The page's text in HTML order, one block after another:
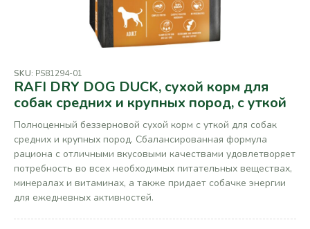
SKU: PS81294-01
RAFI DRY DOG DUCK, сухой корм для
собак средних и крупных пород, с уткой
Полноценный беззерновой сухой корм с уткой для собак
средних и крупных пород. Сбалансированная формула
рациона с отличными вкусовыми качествами удовлетворяет
потребность во всех необходимых питательных веществах,
минералах и витаминах, а также придает собачке энергии
для ежедневных активностей.